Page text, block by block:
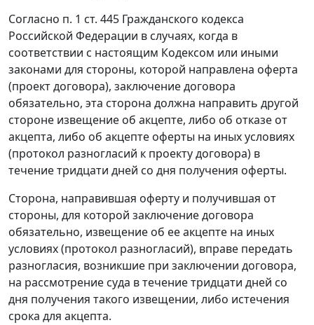
Согласно п. 1 ст. 445 Гражданского кодекса
Российской Федерации в случаях, когда в
соответствии с настоящим Кодексом или иными
законами для стороны, которой направлена оферта
(проект договора), заключение договора
обязательно, эта сторона должна направить другой
стороне извещение об акцепте, либо об отказе от
акцепта, либо об акцепте оферты на иных условиях
(протокол разногласий к проекту договора) в
течение тридцати дней со дня получения оферты.
Сторона, направившая оферту и получившая от
стороны, для которой заключение договора
обязательно, извещение об ее акцепте на иных
условиях (протокол разногласий), вправе передать
разногласия, возникшие при заключении договора,
на рассмотрение суда в течение тридцати дней со
дня получения такого извещении, либо истечения
срока для акцепта.